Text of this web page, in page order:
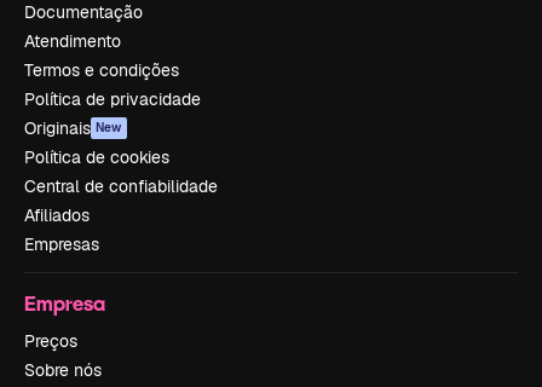
Documentação
Atendimento
Termos e condições
Política de privacidade
Originais New
Política de cookies
Central de confiabilidade
Afiliados
Empresas
Empresa
Preços
Sobre nós